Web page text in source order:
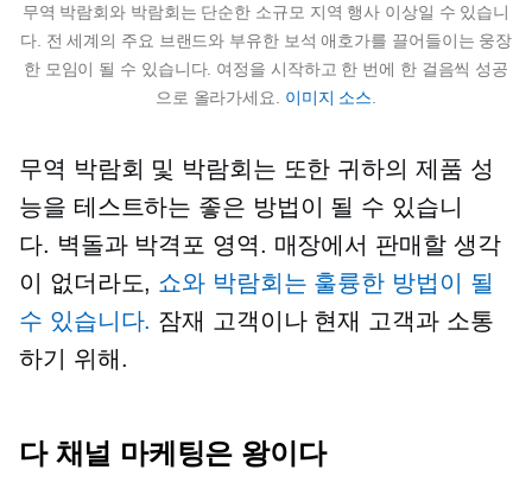
무역 박람회와 박람회는 단순한 소규모 지역 행사 이상일 수 있습니
다. 전 세계의 주요 브랜드와 부유한 보석 애호가를 끌어들이는 웅장
한 모임이 될 수 있습니다. 여정을 시작하고 한 번에 한 걸음씩 성공
으로 올라가세요. 이미지 소스
무역 박람회 및 박람회는 또한 귀하의 제품 성
능을 테스트하는 좋은 방법이 될 수 있습니
다. 벽돌과 박격포 영역. 매장에서 판매할 생각
이 없더라도, 쇼와 박람회는 훌륭한 방법이 될
수 있습니다. 잠재 고객이나 현재 고객과 소통
하기 위해.
다 채널 마케팅은 왕이다